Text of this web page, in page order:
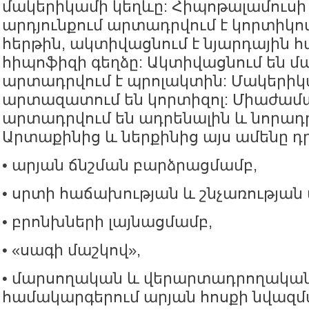
մակերիկամի կեղևը:
արդյունքում արտադրվում է
հերթին, ակտիվացնում է նյարդային
հիպոֆիզի գեղձը: Ակտիվացնում են
արտադրվում է պրոլակտին:
արտազատում են կորտիզոլ:
արտադրվում են ադրենալին և
Արտաքինից և ներքինից այս ամենը
• արյան ճնշման բարձրացմամբ,
• սրտի հաճախության և
• բրոնխների լայնացմամբ,
• «սագի մաշկով»,
• մարսողական և
համակարգերում արյան հոսքի